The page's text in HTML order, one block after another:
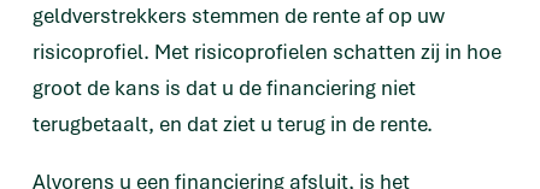
geldverstrekkers stemmen de rente af op uw
risicoprofiel. Met risicoprofielen schatten zij in hoe
groot de kans is dat u de financiering niet
terugbetaalt, en dat ziet u terug in de rente.
Alvorens u een financiering afsluit, is het